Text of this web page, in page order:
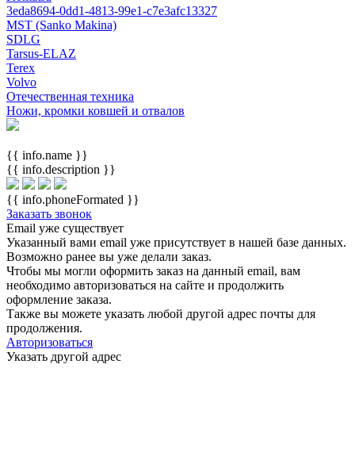
3eda8694-0dd1-4813-99e1-c7e3afc13327
MST (Sanko Makina)
SDLG
Tarsus-ELAZ
Terex
Volvo
Отечественная техника
Ножи, кромки ковшей и отвалов
{{ info.name }}
{{ info.description }}
{{ info.phoneFormated }}
Заказать звонок
Email уже существует
Указанный вами email уже присутствует в нашей базе данных.
Возможно ранее вы уже делали заказ.
Чтобы мы могли оформить заказ на данный email, вам
необходимо авторизоваться на сайте и продолжить
оформление заказа.
Также вы можете указать любой другой адрес почты для
продолжения.
Авторизоваться
Указать другой адрес